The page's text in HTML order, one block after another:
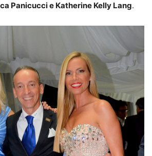
Panicucci e Katherine Kelly Lang.